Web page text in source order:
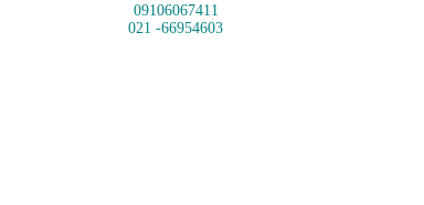
09106067411
66954603- 021